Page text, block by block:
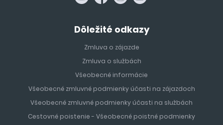
patrí k najkrajším a najväčším letoviskám na pobreží
s neopakovateľnou stredomorskou
atmosférou a šarmom španielskeho pobrežia. Vďaka
rozľahlým plážam s jemným pieskom a tematickým
parkom Port Aventura a Aquopolis je mimoriadne obľúbenou
sa radia k najčistejším z celého pobrežia a pozvoľným
vstupom do mora sú bezpečné pre deti a neplavcov.
Niekoľko kilometrovú pobrežnú promenádu lemujú stovky
Dôležité odkazy
Zmluva o zájazde
Zmluva o službách
Všeobecné informácie
Všeobecné zmluvné podmienky účasti na zájazdoch
Všeobecné zmluvné podmienky účasti na službách
Cestovné poistenie - Všeobecné poistné podmienky